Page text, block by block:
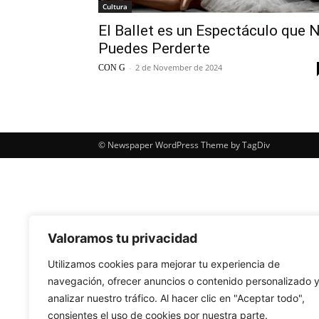
Valoramos tu privacidad
Utilizamos cookies para mejorar tu experiencia de
navegación, ofrecer anuncios o contenido personalizado y
analizar nuestro tráfico. Al hacer clic en "Aceptar todo",
consientes el uso de cookies por nuestra parte.
Cultura
El Ballet es un Espectáculo que
Puedes Perderte
CON G - 2 de November de 2024
© Newspaper WordPress Theme by TagDiv